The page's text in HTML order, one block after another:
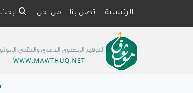
الرئيسية اتصل بنا من نحن ابحث